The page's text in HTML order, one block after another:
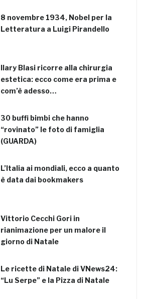
8 novembre 1934, Nobel per la
Letteratura a Luigi Pirandello
Ilary Blasi ricorre alla chirurgia
estetica: ecco come era prima e
com’è adesso…
30 buffi bimbi che hanno
“rovinato” le foto di famiglia
(GUARDA)
L’Italia ai mondiali, ecco a quanto
è data dai bookmakers
Vittorio Cecchi Gori in
rianimazione per un malore il
giorno di Natale
Le ricette di Natale di VNews24:
“Lu Serpe” e la Pizza di Natale